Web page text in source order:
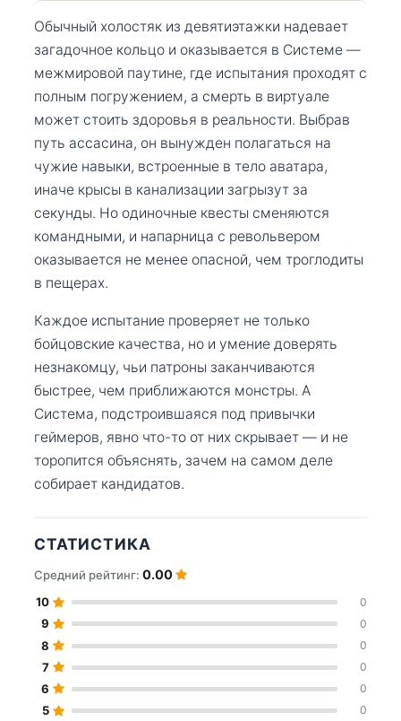
Обычный холостяк из девятиэтажки надевает
загадочное кольцо и оказывается в Системе —
межмировой паутине, где испытания проходят с
полным погружением, а смерть в виртуале
может стоить здоровья в реальности. Выбрав
путь ассасина, он вынужден полагаться на
чужие навыки, встроенные в тело аватара,
иначе крысы в канализации загрызут за
секунды. Но одиночные квесты сменяются
командными, и напарница с револьвером
оказывается не менее опасной, чем троглодиты
в пещерах.
Каждое испытание проверяет не только
бойцовские качества, но и умение доверять
незнакомцу, чьи патроны заканчиваются
быстрее, чем приближаются монстры. А
Система, подстроившаяся под привычки
геймеров, явно что-то от них скрывает — и не
торопится объяснять, зачем на самом деле
собирает кандидатов.
СТАТИСТИКА
Средний рейтинг: 0.00
10 0
9 0
8 0
7 0
6 0
5 0